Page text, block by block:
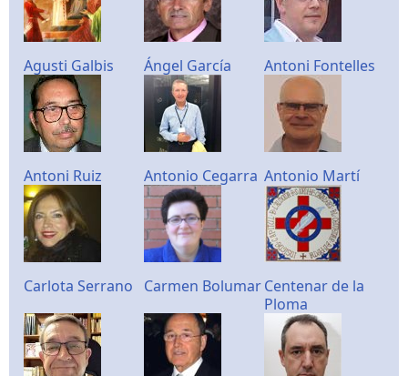
Agusti Galbis Ángel García Antoni Fontelles
Antoni Ruiz Antonio Cegarra Antonio Martí
Carlota Serrano Carmen BolumarCentenar de la
Ploma